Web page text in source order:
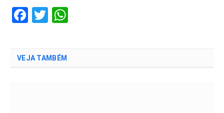
Facebook
Twitter
VEJA TAMBÉM